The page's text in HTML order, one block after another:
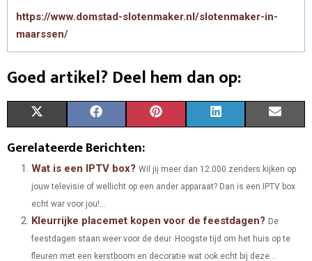
https://www.domstad-slotenmaker.nl/slotenmaker-in-
maarssen/
Goed artikel? Deel hem dan op:
A
R
O
T
W
T
A
R
O
C
E
O
R
O
T
R
R
O
K
D
R
O
I
Gerelateerde Berichten:
Wat is een IPTV box? Wil jij meer dan 12.000 zenders kijken op
jouw televisie of wellicht op een ander apparaat? Dan is een IPTV box
echt war voor jou!...
Kleurrijke placemet kopen voor de feestdagen? De
feestdagen staan weer voor de deur. Hoogste tijd om het huis op te
fleuren met een kerstboom en decoratie wat ook echt bij deze...